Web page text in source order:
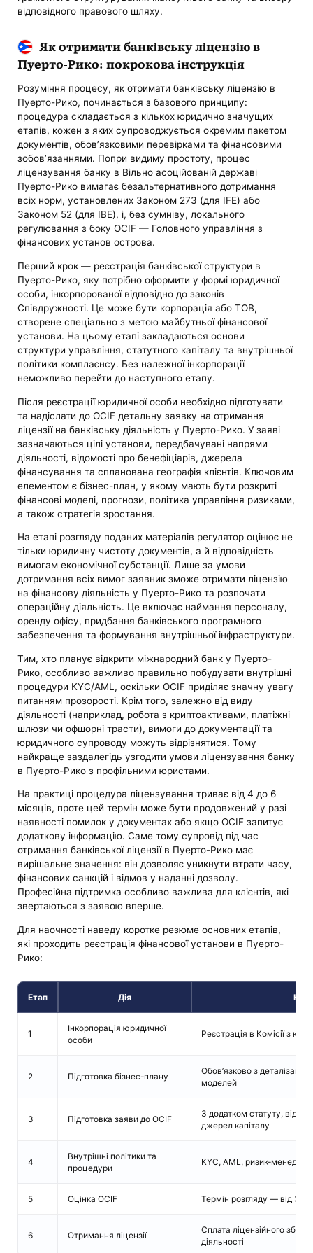
відповідного правового шляху.
Як отримати банківську ліцензію в
Пуерто-Рико: покрокова інструкція
Розуміння процесу, як отримати банківську ліцензію в
Пуерто-Рико, починається з базового принципу:
процедура складається з кількох юридично значущих
етапів, кожен з яких супроводжується окремим пакетом
документів, обов’язковими перевірками та фінансовими
зобов’язаннями. Попри видиму простоту, процес
ліцензування банку в Вільно асоційованій державі
Пуерто-Рико вимагає безальтернативного дотримання
всіх норм, установлених Законом 273 (для IFE) або
Законом 52 (для IBE), і, без сумніву, локального
регулювання з боку OCIF — Головного управління з
фінансових установ острова.
Перший крок — реєстрація банківської структури в
Пуерто-Рико, яку потрібно оформити у формі юридичної
особи, інкорпорованої відповідно до законів
Співдружності. Це може бути корпорація або ТОВ,
створене спеціально з метою майбутньої фінансової
установи. На цьому етапі закладаються основи
структури управління, статутного капіталу та внутрішньої
політики комплаєнсу. Без належної інкорпорації
неможливо перейти до наступного етапу.
Після реєстрації юридичної особи необхідно підготувати
та надіслати до OCIF детальну заявку на отримання
ліцензії на банківську діяльність у Пуерто-Рико. У заяві
зазначаються цілі установи, передбачувані напрями
діяльності, відомості про бенефіціарів, джерела
фінансування та спланована географія клієнтів. Ключовим
елементом є бізнес-план, у якому мають бути розкриті
фінансові моделі, прогнози, політика управління ризиками,
а також стратегія зростання.
На етапі розгляду поданих матеріалів регулятор оцінює не
тільки юридичну чистоту документів, а й відповідність
вимогам економічної субстанції. Лише за умови
дотримання всіх вимог заявник зможе отримати ліцензію
на фінансову діяльність у Пуерто-Рико та розпочати
операційну діяльність. Це включає наймання персоналу,
оренду офісу, придбання банківського програмного
забезпечення та формування внутрішньої інфраструктури.
Тим, хто планує відкрити міжнародний банк у Пуерто-
Рико, особливо важливо правильно побудувати внутрішні
процедури KYC/AML, оскільки OCIF приділяє значну увагу
питанням прозорості. Крім того, залежно від виду
діяльності (наприклад, робота з криптоактивами, платіжні
шлюзи чи офшорні трасти), вимоги до документації та
юридичного супроводу можуть відрізнятися. Тому
найкраще заздалегідь узгодити умови ліцензування банку
в Пуерто-Рико з профільними юристами.
На практиці процедура ліцензування триває від 4 до 6
місяців, проте цей термін може бути продовжений у разі
наявності помилок у документах або якщо OCIF запитує
додаткову інформацію. Саме тому супровід під час
отримання банківської ліцензії в Пуерто-Рико має
вирішальне значення: він дозволяє уникнути втрати часу,
фінансових санкцій і відмов у наданні дозволу.
Професійна підтримка особливо важлива для клієнтів, які
звертаються з заявою вперше.
Для наочності наведу коротке резюме основних етапів,
які проходить реєстрація фінансової установи в Пуерто-
Рико:
Етап Дія
1
Інкорпорація юридичної
особи
Реєстрація в Комісії з
2 Підготовка бізнес-плану
Обов’язково з
моделей
3 Підготовка заяви до OCIF
З додатком статуту,
джерел капіталу
4
Внутрішні політики та
процедури
KYC, AML, ризик-
5 Оцінка OCIF Термін розгляду — від 3 до
6 Отримання ліцензії
Сплата ліцензійного
діяльності